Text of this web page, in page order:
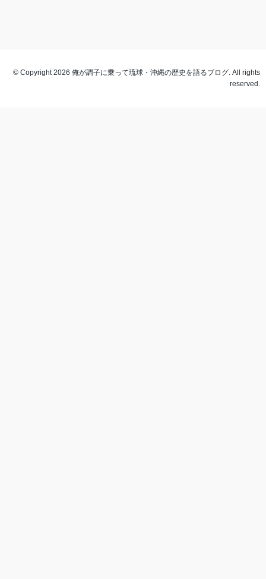
© Copyright 2026 俺が調子に乗って琉球・沖縄の歴史を語るブログ. All rights
reserved.